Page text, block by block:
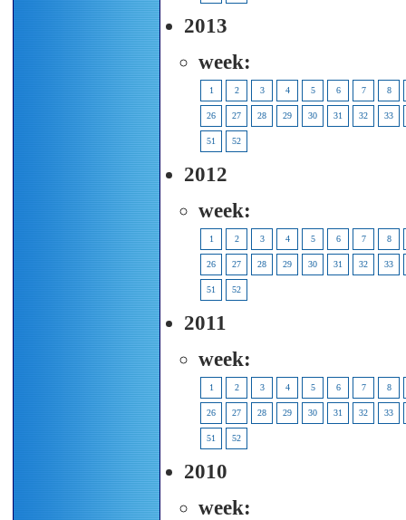
2013
week:
1 2 3 4 5 6 7 8
26 27 28 29 30 31 32 33
51 52
2012
week:
1 2 3 4 5 6 7 8
26 27 28 29 30 31 32 33
51 52
2011
week:
1 2 3 4 5 6 7 8
26 27 28 29 30 31 32 33
51 52
2010
week: